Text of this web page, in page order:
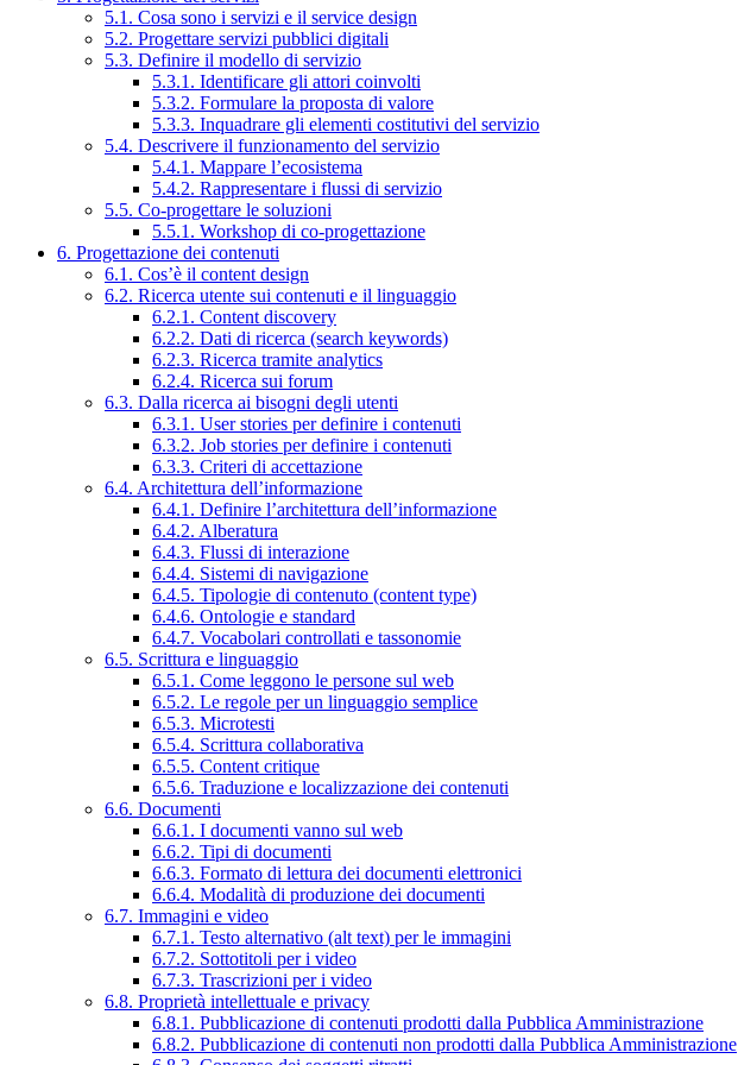
5.1. Cosa sono i servizi e il service design
5.2. Progettare servizi pubblici digitali
5.3. Definire il modello di servizio
5.3.1. Identificare gli attori coinvolti
5.3.2. Formulare la proposta di valore
5.3.3. Inquadrare gli elementi costitutivi del servizio
5.4. Descrivere il funzionamento del servizio
5.4.1. Mappare l’ecosistema
5.4.2. Rappresentare i flussi di servizio
5.5. Co-progettare le soluzioni
5.5.1. Workshop di co-progettazione
6. Progettazione dei contenuti
6.1. Cos’è il content design
6.2. Ricerca utente sui contenuti e il linguaggio
6.2.1. Content discovery
6.2.2. Dati di ricerca (search keywords)
6.2.3. Ricerca tramite analytics
6.2.4. Ricerca sui forum
6.3. Dalla ricerca ai bisogni degli utenti
6.3.1. User stories per definire i contenuti
6.3.2. Job stories per definire i contenuti
6.3.3. Criteri di accettazione
6.4. Architettura dell’informazione
6.4.1. Definire l’architettura dell’informazione
6.4.2. Alberatura
6.4.3. Flussi di interazione
6.4.4. Sistemi di navigazione
6.4.5. Tipologie di contenuto (content type)
6.4.6. Ontologie e standard
6.4.7. Vocabolari controllati e tassonomie
6.5. Scrittura e linguaggio
6.5.1. Come leggono le persone sul web
6.5.2. Le regole per un linguaggio semplice
6.5.3. Microtesti
6.5.4. Scrittura collaborativa
6.5.5. Content critique
6.5.6. Traduzione e localizzazione dei contenuti
6.6. Documenti
6.6.1. I documenti vanno sul web
6.6.2. Tipi di documenti
6.6.3. Formato di lettura dei documenti elettronici
6.6.4. Modalità di produzione dei documenti
6.7. Immagini e video
6.7.1. Testo alternativo (alt text) per le immagini
6.7.2. Sottotitoli per i video
6.7.3. Trascrizioni per i video
6.8. Proprietà intellettuale e privacy
6.8.1. Pubblicazione di contenuti prodotti dalla Pubblica Amministrazione
6.8.2. Pubblicazione di contenuti non prodotti dalla Pubblica Amministrazione